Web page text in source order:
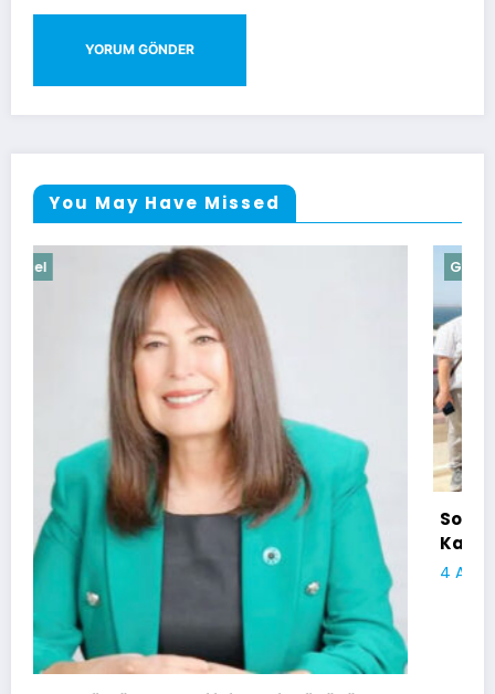
You May Have Missed
Güncel
Soma Huzurevi Bocce Turnuvasında
Kazandı